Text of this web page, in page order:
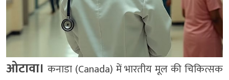
ओटावा। कनाडा (Canada) में भारतीय मूल की चिकित्सक